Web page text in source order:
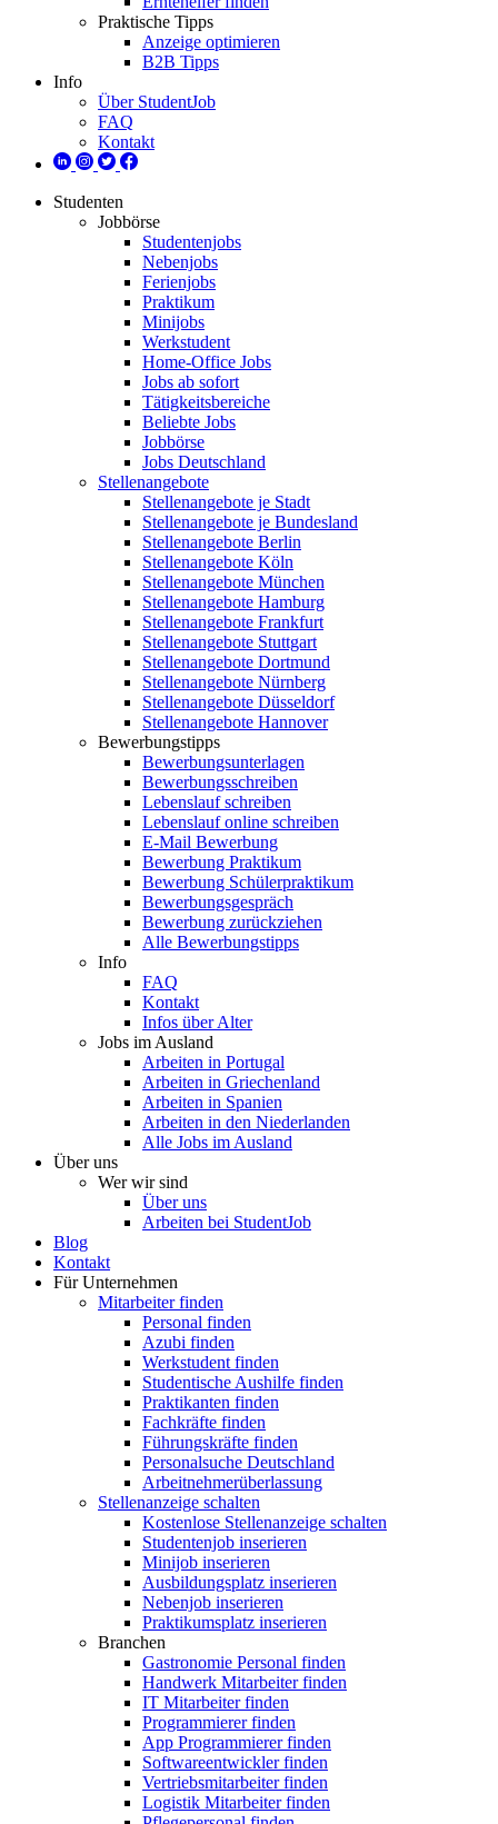
Praktische Tipps
Anzeige optimieren
B2B Tipps
Info
Über StudentJob
FAQ
Kontakt
Studenten
Jobbörse
Studentenjobs
Nebenjobs
Ferienjobs
Praktikum
Minijobs
Werkstudent
Home-Office Jobs
Jobs ab sofort
Tätigkeitsbereiche
Beliebte Jobs
Jobbörse
Jobs Deutschland
Stellenangebote
Stellenangebote je Stadt
Stellenangebote je Bundesland
Stellenangebote Berlin
Stellenangebote Köln
Stellenangebote München
Stellenangebote Hamburg
Stellenangebote Frankfurt
Stellenangebote Stuttgart
Stellenangebote Dortmund
Stellenangebote Nürnberg
Stellenangebote Düsseldorf
Stellenangebote Hannover
Bewerbungstipps
Bewerbungsunterlagen
Bewerbungsschreiben
Lebenslauf schreiben
Lebenslauf online schreiben
E-Mail Bewerbung
Bewerbung Praktikum
Bewerbung Schülerpraktikum
Bewerbungsgespräch
Bewerbung zurückziehen
Alle Bewerbungstipps
Info
FAQ
Kontakt
Infos über Alter
Jobs im Ausland
Arbeiten in Portugal
Arbeiten in Griechenland
Arbeiten in Spanien
Arbeiten in den Niederlanden
Alle Jobs im Ausland
Über uns
Wer wir sind
Über uns
Arbeiten bei StudentJob
Blog
Kontakt
Für Unternehmen
Mitarbeiter finden
Personal finden
Azubi finden
Werkstudent finden
Studentische Aushilfe finden
Praktikanten finden
Fachkräfte finden
Führungskräfte finden
Personalsuche Deutschland
Arbeitnehmerüberlassung
Stellenanzeige schalten
Kostenlose Stellenanzeige schalten
Studentenjob inserieren
Minijob inserieren
Ausbildungsplatz inserieren
Nebenjob inserieren
Praktikumsplatz inserieren
Branchen
Gastronomie Personal finden
Handwerk Mitarbeiter finden
IT Mitarbeiter finden
Programmierer finden
App Programmierer finden
Softwareentwickler finden
Vertriebsmitarbeiter finden
Logistik Mitarbeiter finden